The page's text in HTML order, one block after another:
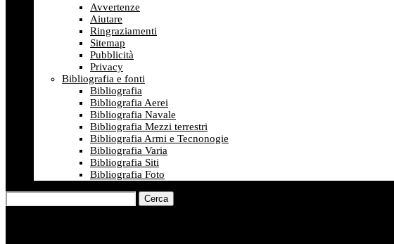
Avvertenze
Aiutare
Ringraziamenti
Sitemap
Pubblicità
Privacy
Bibliografia e fonti
Bibliografia
Bibliografia Aerei
Bibliografia Navale
Bibliografia Mezzi terrestri
Bibliografia Armi e Tecnonogie
Bibliografia Varia
Bibliografia Siti
Bibliografia Foto
Cerca